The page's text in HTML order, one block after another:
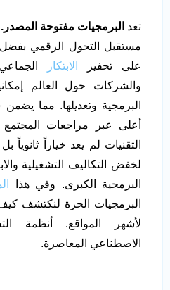
تعد البرمجيات مفتوحة المصدر.
مستقبل التحول الرقمي بفضل
على تحفيز
الابتكار
والشركات حول العالم
البرمجية وتعديلها. مما
أعلى عبر مراجعات
التقنيات لم يعد خياراً
لخفض التكاليف التشغيلية
البرمجية الكبرى. وفي هذا
البرمجيات الحرة لنكتشف
لأشهر المواقع. أنظمة
الاصطناعي المعاصرة.